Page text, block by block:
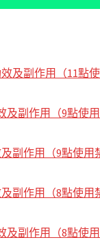
及副作用（11點
及副作用（9點使
副作用（9點使用
副作用（8點使用
及副作用（8點使